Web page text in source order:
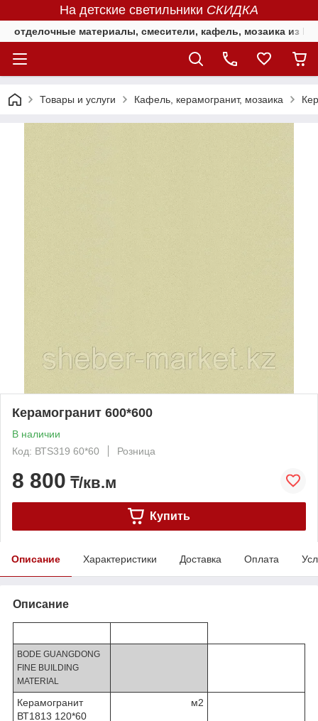
На детские светильники СКИДКА
отделочные материалы, смесители, кафель, мозаика из
Товары и услуги Кафель, керамогранит, мозаика
Керамогранит 600*600
В наличии
Код: ВТS319 60*60
Розница
8 800 ₸/кв.м
Купить
Описание Характеристики Доставка Оплата
Описание
BODE GUANGDONG
FINE BUILDING
MATERIAL
Керамогранит
ВТ1813 120*60
м2